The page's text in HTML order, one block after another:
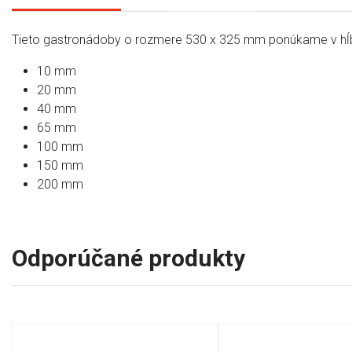
Tieto gastronádoby o rozmere 530 x 325 mm ponúkame v
10 mm
20 mm
40 mm
65 mm
100 mm
150 mm
200 mm
Odporúčané produkty